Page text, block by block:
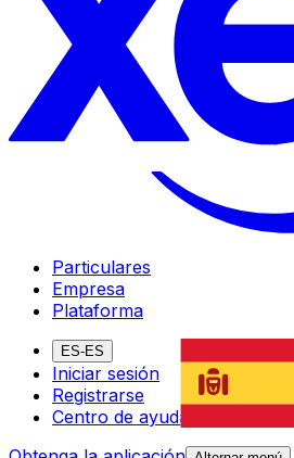
Particulares
Empresa
Plataforma
ES-ES
Iniciar sesión
Registrarse
Centro de ayuda